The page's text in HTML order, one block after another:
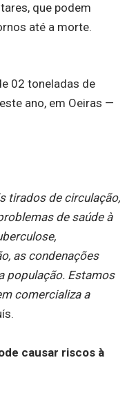
que podem
até a morte.
tirados de circulação,
de saúde à
as condenações
população. Estamos
comercializa a
causar riscos à